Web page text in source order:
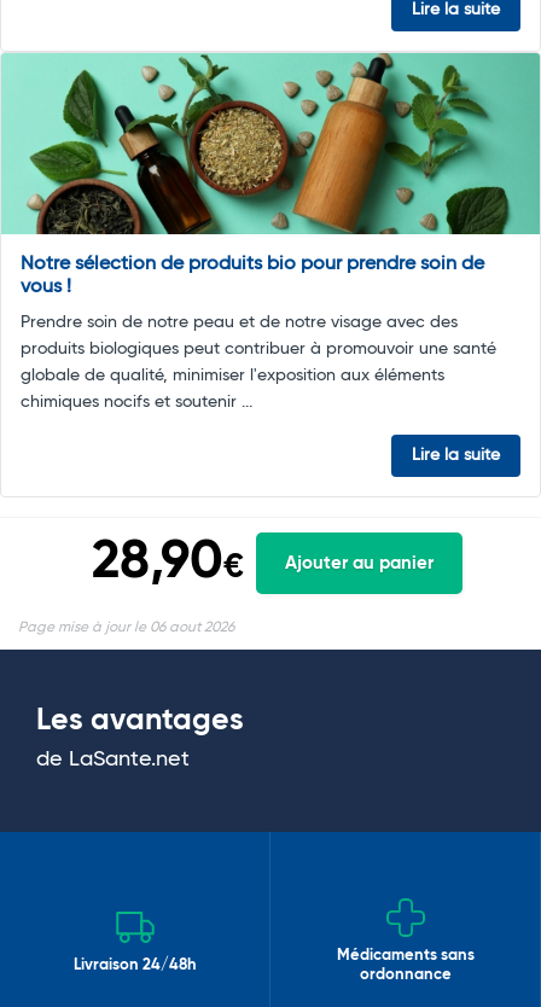
Lire la suite
Notre sélection de produits bio pour prendre soin de
vous !
Prendre soin de notre peau et de notre visage avec des
produits biologiques peut contribuer à promouvoir une santé
globale de qualité, minimiser l'exposition aux éléments
chimiques nocifs et soutenir ...
Lire la suite
28,90€ Ajouter au panier
Page mise à jour le 06 aout 2026
Les avantages
de LaSante.net
Livraison 24/48h
Médicaments sans
ordonnance